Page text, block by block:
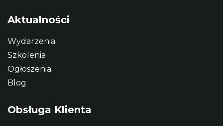
Aktualności
Wydarzenia
Szkolenia
Ogłoszenia
Blog
Obsługa Klienta